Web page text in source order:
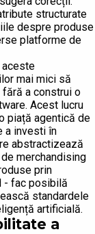
structurate
despre produse
platforme de
aceste
mai mici să
a construi o
Acest lucru
piață agentică de
a investi în
abstractizează
merchandising
prin
- fac posibilă
standardele
artificială.
a